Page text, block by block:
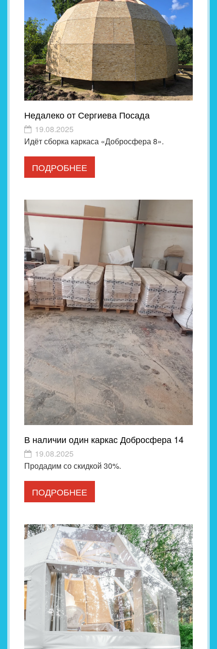
Недалеко от Сергиева Посада
19.08.2025
Идёт сборка каркаса «Добросфера 8».
ПОДРОБНЕЕ
В наличии один каркас Добросфера 14
19.08.2025
Продадим со скидкой 30%.
ПОДРОБНЕЕ